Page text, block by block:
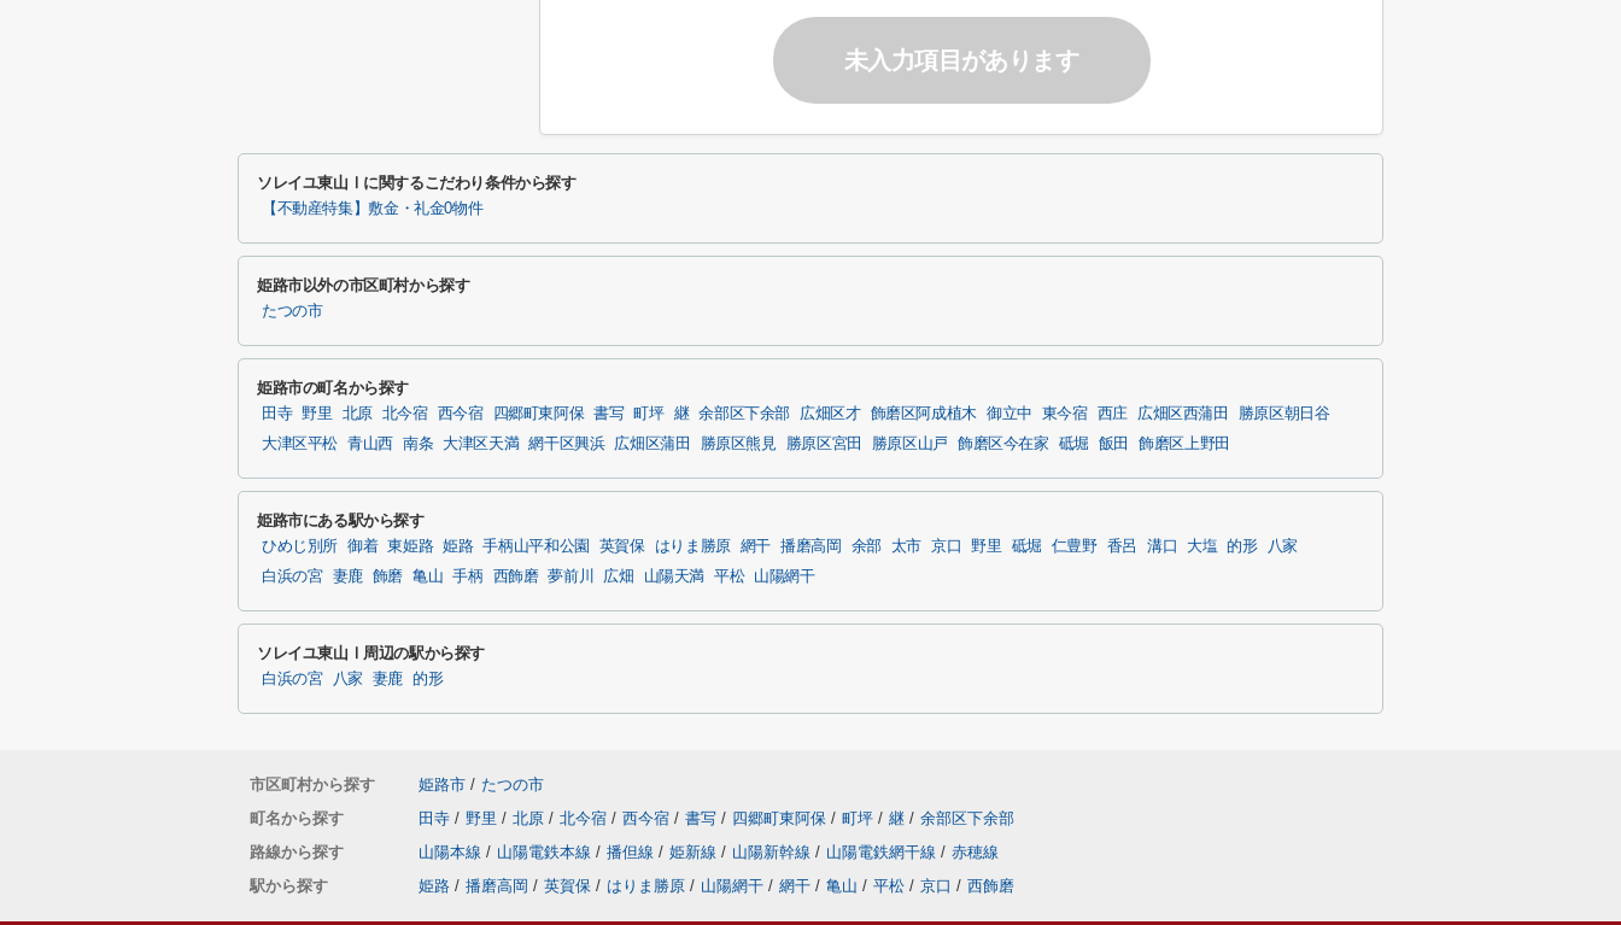
未入力項目があります
ソレイユ東山Ⅰに関するこだわり条件から探す
【不動産特集】敷金・礼金0物件
姫路市以外の市区町村から探す
たつの市
姫路市の町名から探す
田寺 野里 北原 北今宿 西今宿 四郷町東阿保 書写 町坪 継 余部区下余部 広畑区才 飾磨区阿成植木 御立中 東今宿 西庄 広畑区西蒲田
勝原区朝日谷
大津区平松 青山西 南条 大津区天満 網干区興浜 広畑区蒲田 勝原区熊見 勝原区宮田 勝原区山戸 飾磨区今在家 砥堀 飯田 飾磨区上野田
姫路市にある駅から探す
ひめじ別所 御着 東姫路 姫路 手柄山平和公園 英賀保 はりま勝原 網干 播磨高岡 余部 太市 京口 野里 砥堀 仁豊野 香呂 溝口 大塩 的形
八家
白浜の宮
妻鹿 飾磨 亀山 手柄 西飾磨 夢前川 広畑 山陽天満 平松 山陽網干
ソレイユ東山Ⅰ周辺の駅から探す
白浜の宮 八家 妻鹿 的形
市区町村から探す 姫路市 / たつの市
町名から探す
田寺 / 野里 / 北原 / 北今宿 / 西今宿 / 書写 / 四郷町東阿保 / 町坪 / 継 / 余部区下余部
路線から探す
山陽本線 / 山陽電鉄本線 / 播但線 / 姫新線 / 山陽新幹線 / 山陽電鉄網干線 / 赤穂線
駅から探す
姫路 / 播磨高岡 / 英賀保 / はりま勝原 / 山陽網干 / 網干 / 亀山 / 平松 / 京口 / 西飾磨